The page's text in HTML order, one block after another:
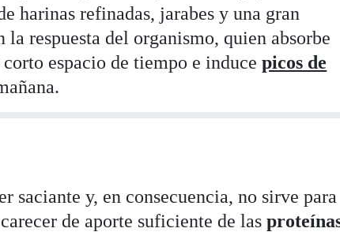
harinas refinadas, jarabes y una gran
respuesta del organismo, quien absorbe
espacio de tiempo e inducepicos de
saciante y, en consecuencia, no sirve para
de aporte suficiente de las